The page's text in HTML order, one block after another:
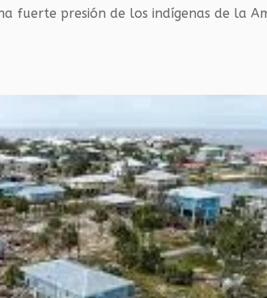
fuerte presión de los indígenas de la